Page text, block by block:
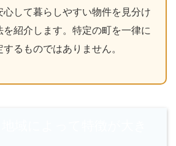
心して暮らしやすい物件を見分け
を紹介します。特定の町を一律に
るものではありません。